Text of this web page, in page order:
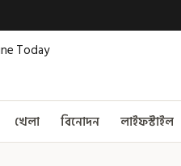
খেলা বিনোদন লাইফস্টাইল